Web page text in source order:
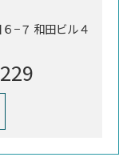
−７ 和田ビル４